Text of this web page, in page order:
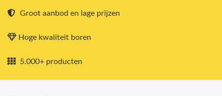
Groot aanbod en lage prijzen
Hoge kwaliteit boren
5.000+ producten